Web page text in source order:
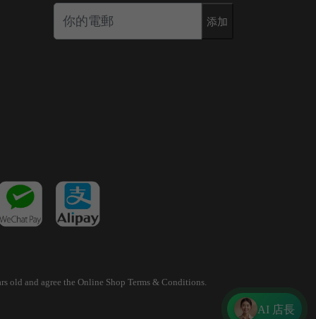
添加
old and agree the Online Shop Terms & Conditions.
AI 店長